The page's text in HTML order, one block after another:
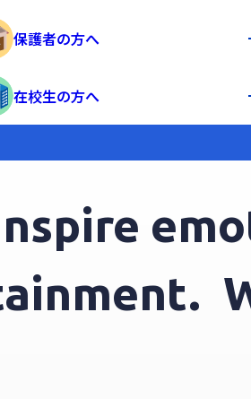
保護者の方へ
在校生の方へ